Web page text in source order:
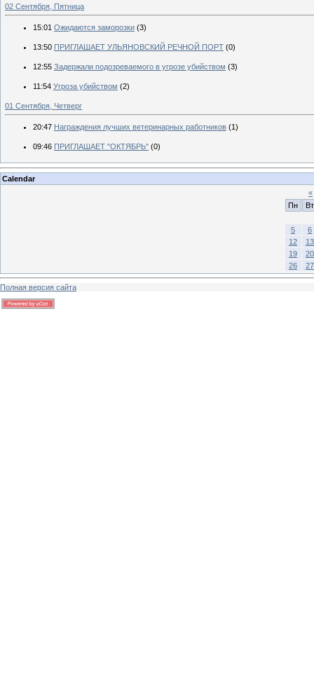
02 Сентября, Пятница
15:01 Ожидаются заморозки (3)
13:50 ПРИГЛАШАЕТ УЛЬЯНОВСКИЙ РЕЧНОЙ ПОРТ (0)
12:55 Задержали подозреваемого в угрозе убийством (3)
11:54 Угроза убийством (2)
01 Сентября, Четверг
20:47 Награждения лучших ветеринарных работников (1)
09:46 ПРИГЛАШАЕТ "ОКТЯБРЬ" (0)
Calendar
«
Пн
Вт
5
6
12
13
19
20
26
27
Полная версия сайта